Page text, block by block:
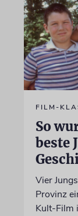
FILM-
So
beste
Vier
Provinz
Kult-Film